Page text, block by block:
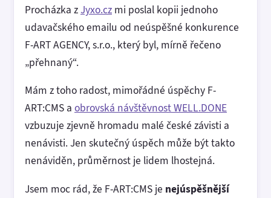
Procházka zJyxo.cz mi poslal kopii jednoho
udavačského emailu od neúspěšné konkurence
F-ART AGENCY, s.r.o., který byl, mírně řečeno
„přehnaný“.
Mám z toho radost, mimořádné úspěchy F-
ART:CMS a obrovská návštěvnost WELL.DONE
vzbuzuje zjevně hromadu malé české závisti a
nenávisti. Jen skutečný úspěch může být takto
nenáviděn, průměrnost je lidem lhostejná.
Jsem moc rád, že F-ART:CMS je nejúspěšnější